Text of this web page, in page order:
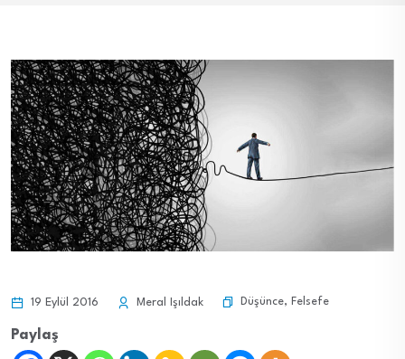
19 Eylül 2016 Meral Işıldak Düşünce, Felsefe
Paylaş